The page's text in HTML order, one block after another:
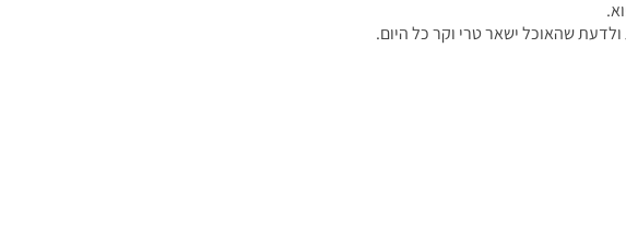
שהאוכל ישאר טרי וקר כל היום.